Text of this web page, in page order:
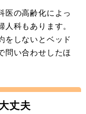
医の高齢化によっ
科もあります。
をしないとベッド
問い合わせしたほ
丈夫